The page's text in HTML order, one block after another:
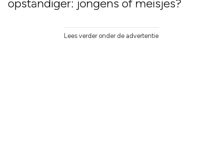
opstandiger: jongens of meisjes?
Lees verder onder de advertentie